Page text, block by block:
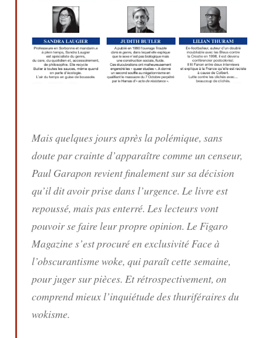
Mais quelques jours après la polémique, sans
doute par crainte d’apparaître comme un censeur,
Paul Garapon revient finalement sur sa décision
qu’il dit avoir prise dans l’urgence. Le livre est
repoussé, mais pas enterré. Les lecteurs vont
pouvoir se faire leur propre opinion. Le Figaro
Magazines’est procuré en exclusivitéFace à
l’obscurantisme woke, qui paraît cette semaine,
pour juger sur pièces. Et rétrospectivement, on
comprend mieux l’inquiétude des thuriféraires du
wokisme.